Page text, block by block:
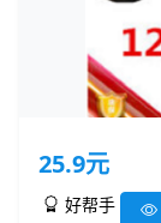
25.9元
好帮手